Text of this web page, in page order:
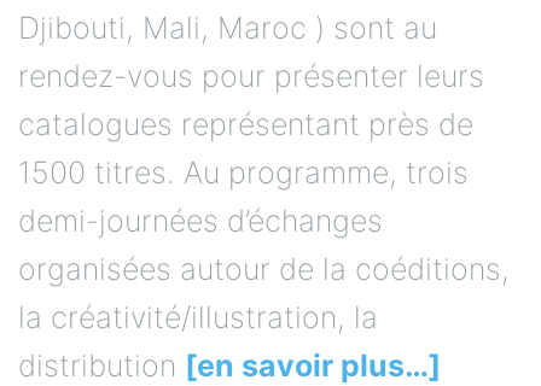
Djibouti, Mali, Maroc ) sont au
rendez-vous pour présenter leurs
catalogues représentant près de
1500 titres. Au programme, trois
demi-journées d’échanges
organisées autour de la coéditions,
la créativité/illustration, la
distribution [en savoir plus…]